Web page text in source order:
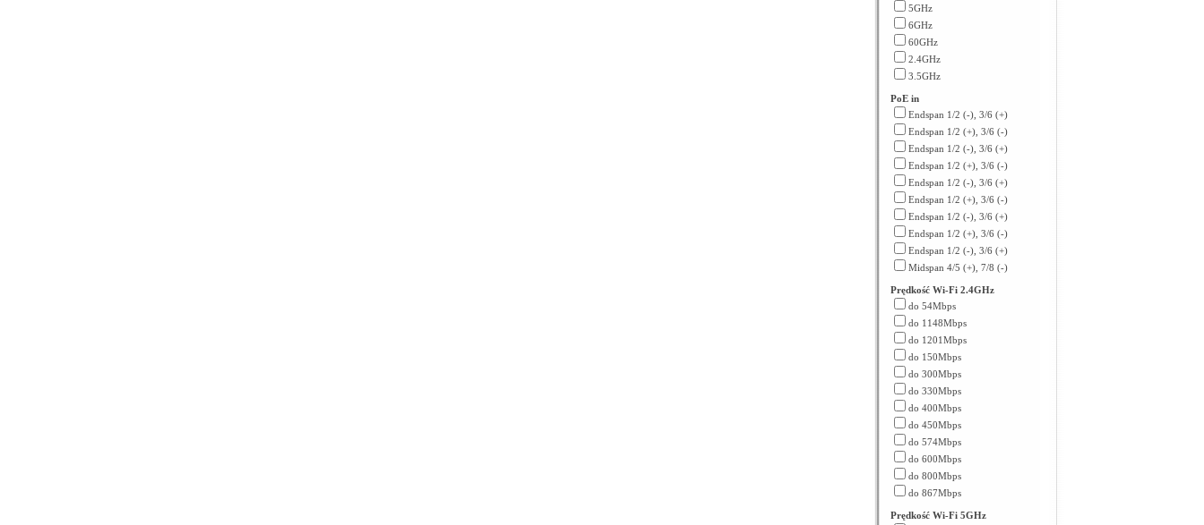
5GHz
6GHz
60GHz
2.4GHz
3.5GHz
PoE in
Endspan 1/2 (-), 3/6 (+)
Endspan 1/2 (+), 3/6 (-)
Endspan 1/2 (-), 3/6 (+)
Endspan 1/2 (+), 3/6 (-)
Endspan 1/2 (-), 3/6 (+)
Endspan 1/2 (+), 3/6 (-)
Endspan 1/2 (-), 3/6 (+)
Endspan 1/2 (+), 3/6 (-)
Endspan 1/2 (-), 3/6 (+)
Midspan 4/5 (+), 7/8 (-)
Prędkość Wi-Fi 2.4GHz
do 54Mbps
do 1148Mbps
do 1201Mbps
do 150Mbps
do 300Mbps
do 330Mbps
do 400Mbps
do 450Mbps
do 574Mbps
do 600Mbps
do 800Mbps
do 867Mbps
Prędkość Wi-Fi 5GHz